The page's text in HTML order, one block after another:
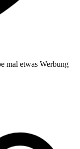
mal etwas Werbung